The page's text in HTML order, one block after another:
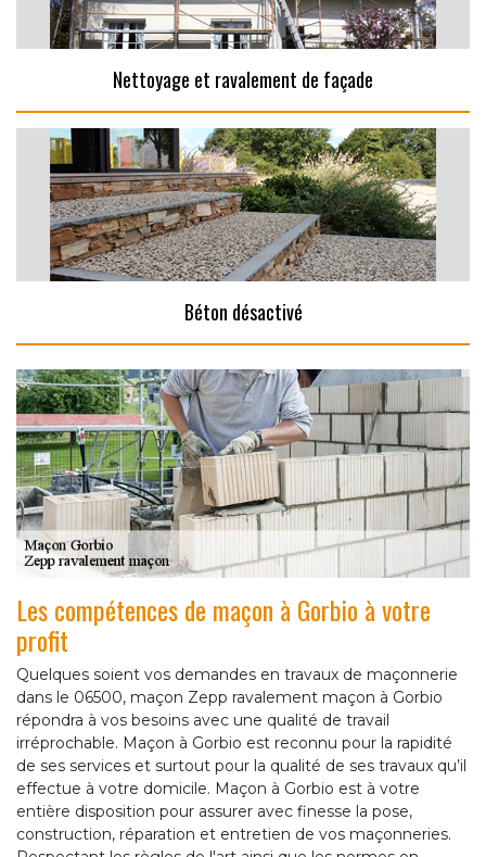
Nettoyage et ravalement de façade
Béton désactivé
Les compétences de maçon à Gorbio à votre
profit
Quelques soient vos demandes en travaux de maçonnerie
dans le 06500, maçon Zepp ravalement maçon à Gorbio
répondra à vos besoins avec une qualité de travail
irréprochable. Maçon à Gorbio est reconnu pour la rapidité
de ses services et surtout pour la qualité de ses travaux qu’il
effectue à votre domicile. Maçon à Gorbio est à votre
entière disposition pour assurer avec finesse la pose,
construction, réparation et entretien de vos maçonneries.